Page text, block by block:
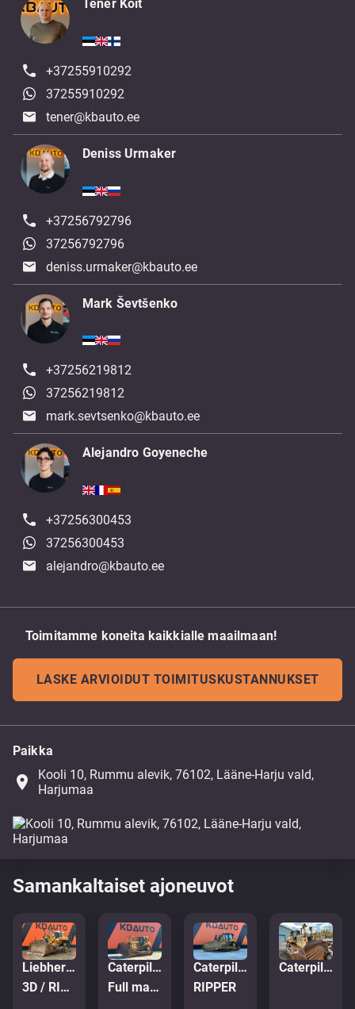
Tener Koit
+37255910292
37255910292
tener@kbauto.ee
Deniss Urmaker
+37256792796
37256792796
deniss.urmaker@kbauto.ee
Mark Ševtšenko
+37256219812
37256219812
mark.sevtsenko@kbauto.ee
Alejandro Goyeneche
+37256300453
37256300453
alejandro@kbauto.ee
Toimitamme koneita kaikkialle maailmaan!
LASKE ARVIOIDUT TOIMITUSKUSTANNUKSET
Paikka
place
Kooli 10, Rummu alevik, 76102, Lääne-Harju vald,
Harjumaa
Samankaltaiset ajoneuvot
Liebherr PR 766 05
3D / RIPPER / Full service history / Imported from Norway
Caterpillar D 8 N
Full maintenance done 500 h ago / Renewed undercarriage
Caterpillar D 6 XE LGP
RIPPER
Caterpillar D8 N